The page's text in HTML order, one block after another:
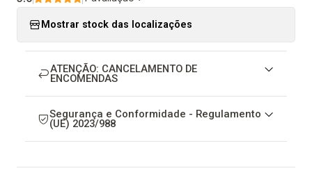
Mostrar stock das localizações
ATENÇÃO: CANCELAMENTO DE
ENCOMENDAS
Segurança e Conformidade - Regulamento
(UE) 2023/988